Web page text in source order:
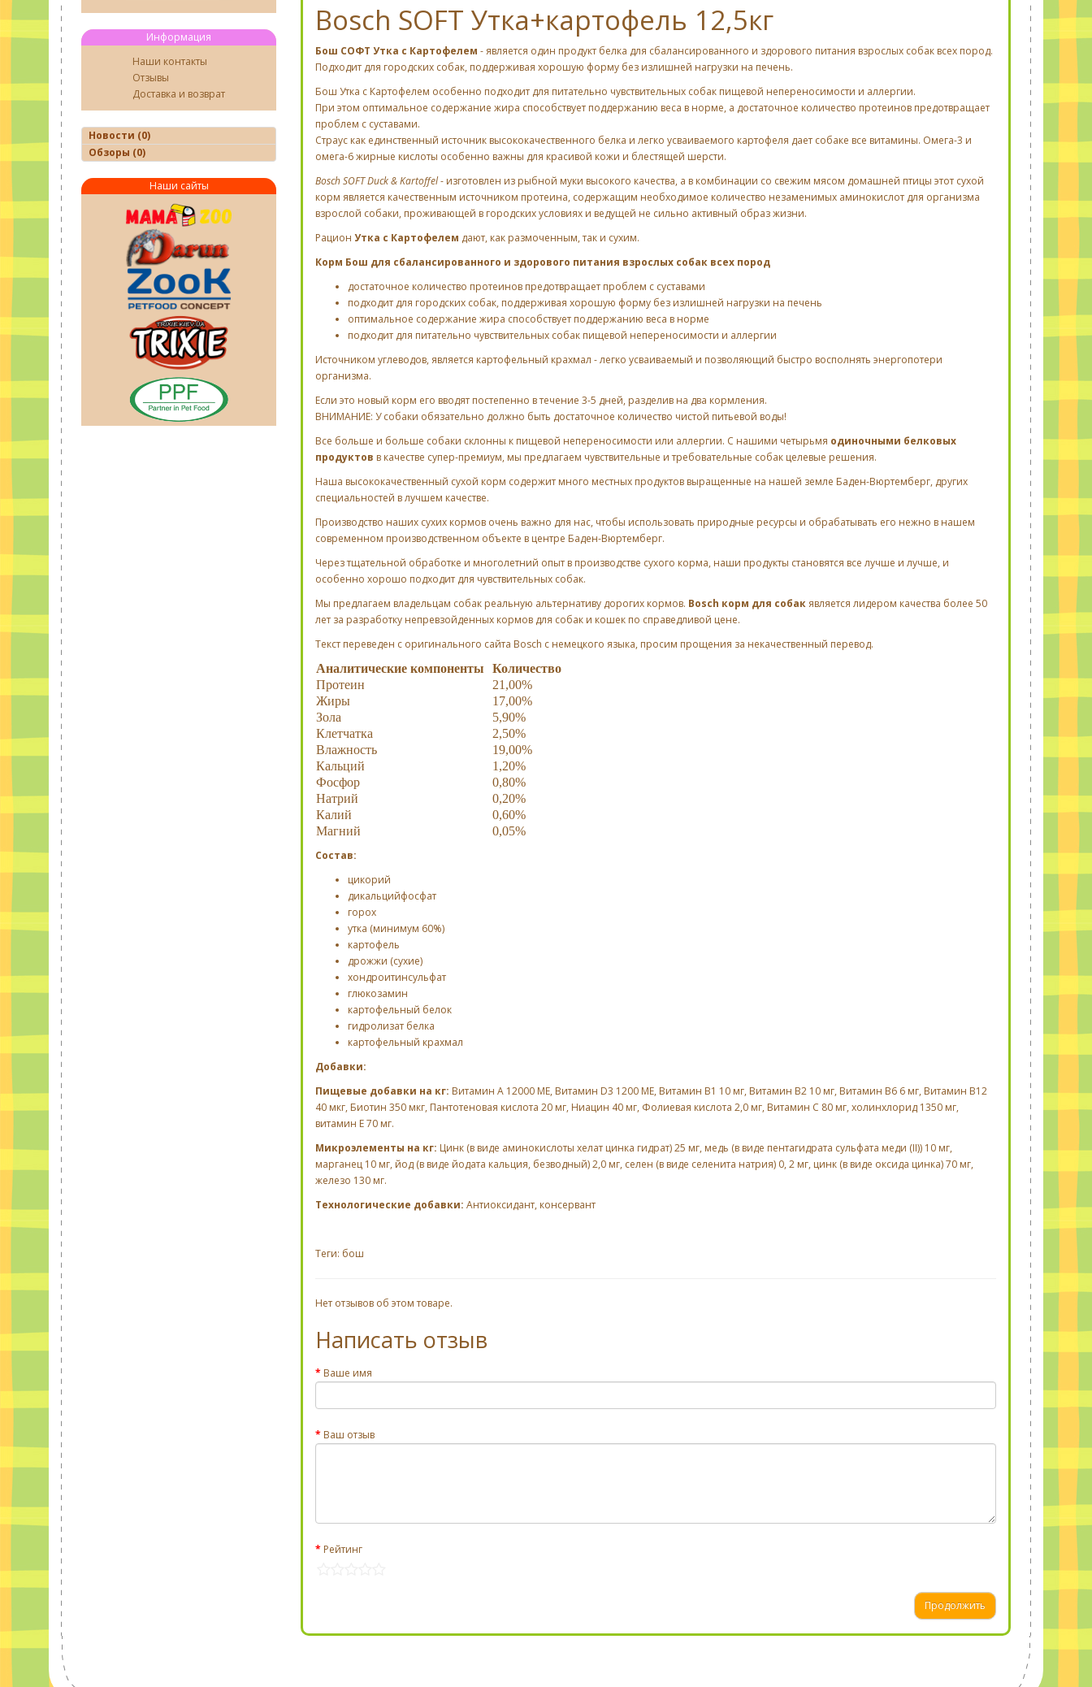
Информация
Наши контакты
Отзывы
Доставка и возврат
Новости (0)
Обзоры (0)
Наши сайты
Bosch SOFT Утка+картофель 12,5кг
Бош СОФТ Утка с Картофелем - является один продукт белка для сбалансированного и здорового питания взрослых собак всех пород.
Подходит для городских собак, поддерживая хорошую форму без излишней нагрузки на печень.
Бош Утка с Картофелем особенно подходит для питательно чувствительных собак пищевой непереносимости и аллергии.
При этом оптимальное содержание жира способствует поддержанию веса в норме, а достаточное количество протеинов предотвращает
проблем с суставами.
Страус как единственный источник высококачественного белка и легко усваиваемого картофеля дает собаке все витамины. Омега-3 и
омега-6 жирные кислоты особенно важны для красивой кожи и блестящей шерсти.
Bosch SOFT Duck & Kartoffel- изготовлен из рыбной муки высокого качества, а в комбинации со свежим мясом домашней птицы этот сухой
корм является качественным источником протеина, содержащим необходимое количество незаменимых аминокислот для организма
взрослой собаки, проживающей в городских условиях и ведущей не сильно активный образ жизни.
Рацион Утка с Картофелем дают, как размоченным, так и сухим.
Корм Бош для сбалансированного и здорового питания взрослых собак всех пород
достаточное количество протеинов предотвращает проблем с суставами
подходит для городских собак, поддерживая хорошую форму без излишней нагрузки на печень
оптимальное содержание жира способствует поддержанию веса в норме
подходит для питательно чувствительных собак пищевой непереносимости и аллергии
Источником углеводов, является картофельный крахмал - легко усваиваемый и позволяющий быстро восполнять энергопотери
организма.
Если это новый корм его вводят постепенно в течение 3-5 дней, разделив на два кормления.
ВНИМАНИЕ: У собаки обязательно должно быть достаточное количество чистой питьевой воды!
Все больше и больше собаки склонны к пищевой непереносимости или аллергии. С нашими четырьмя одиночными белковых
продуктов в качестве супер-премиум, мы предлагаем чувствительные и требовательные собак целевые решения.
Наша высококачественный сухой корм содержит много местных продуктов выращенные на нашей земле Баден-Вюртемберг, других
специальностей в лучшем качестве.
Производство наших сухих кормов очень важно для нас, чтобы использовать природные ресурсы и обрабатывать его нежно в нашем
современном производственном объекте в центре Баден-Вюртемберг.
Через тщательной обработке и многолетний опыт в производстве сухого корма, наши продукты становятся все лучше и лучше, и
особенно хорошо подходит для чувствительных собак.
Мы предлагаем владельцам собак реальную альтернативу дорогих кормов. Bosch корм для собакявляется лидером качества более 50
лет за разработку непревзойденных кормов для собак и кошек по справедливой цене.
Текст переведен с оригинального сайта Bosch с немецкого языка, просим прощения за некачественный перевод.
Аналитические компоненты
Количество
Протеин
21,00%
Жиры
17,00%
Зола
5,90%
Клетчатка
2,50%
Влажность
19,00%
Кальций
1,20%
Фосфор
0,80%
Натрий
0,20%
Калий
0,60%
Магний
0,05%
Состав:
цикорий
дикальцийфосфат
горох
утка (минимум 60%)
картофель
дрожжи (сухие)
хондроитинсульфат
глюкозамин
картофельный белок
гидролизат белка
картофельный крахмал
Добавки:
Пищевые добавки на кг: Витамин А 12000 МЕ, Витамин D3 1200 МЕ, Витамин B1 10 мг, Витамин B2 10 мг, Витамин B6 6 мг, Витамин B12
40 мкг, Биотин 350 мкг, Пантотеновая кислота 20 мг, Ниацин 40 мг, Фолиевая кислота 2,0 мг, Витамин C 80 мг, холинхлорид 1350 мг,
витамин Е 70 мг.
Микроэлементы на кг: Цинк (в виде аминокислоты хелат цинка гидрат) 25 мг, медь (в виде пентагидрата сульфата меди (II)) 10 мг,
марганец 10 мг, йод (в виде йодата кальция, безводный) 2,0 мг, селен (в виде селенита натрия) 0, 2 мг, цинк (в виде оксида цинка) 70 мг,
железо 130 мг.
Технологические добавки: Антиоксидант, консервант
Теги: бош
Нет отзывов об этом товаре.
Написать отзыв
Ваше имя
Ваш отзыв
Рейтинг
Продолжить